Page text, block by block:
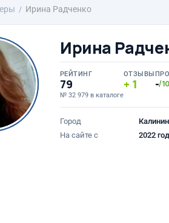
Ирина Радченко
Ирина
РЕЙТИНГ
79
№ 32 979 в каталоге
ОТЗЫВЫ
1 -/10
Город
На сайте с
2022